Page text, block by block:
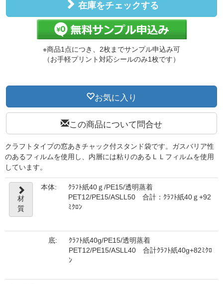
在庫をチェックする
※商品1点につき、2枚までサンプル申込み可
（お手軽プリント対応シールのみ1枚です）
お気に入り
この商品について問合せ
クラフトタイプの窓あきチャック付スタンド袋です。ガスバリア性
のあるフィルムを使用し、内層には粘りのあるＬＬフィルムを使用
しています。
材
質
本体:
ｸﾗﾌﾄ紙40ｇ/PE15/透明蒸着
PET12/PE15/ASLL50 合計：ｸﾗﾌﾄ紙40ｇ+92
ﾐｸﾛﾝ
底:
ｸﾗﾌﾄ紙40g/PE15/透明蒸着
PET12/PE15/ASLL40 合計ｸﾗﾌﾄ紙40g+82ﾐｸﾛ
ﾝ